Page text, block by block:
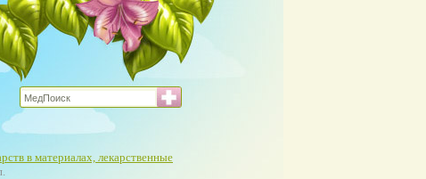
в материалах, лекарственные